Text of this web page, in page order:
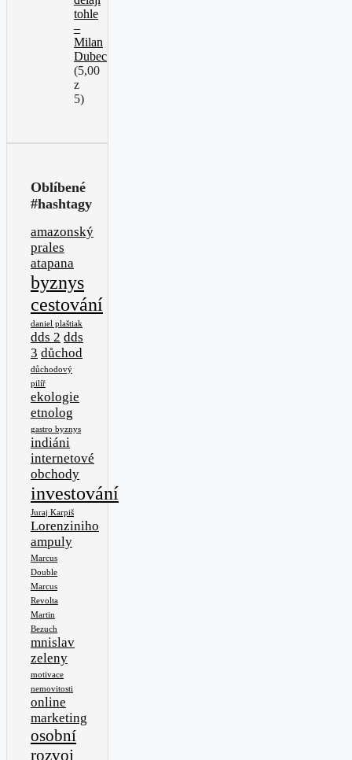
tohle
–
Milan
Dubec
(5,00
z
5)
Oblíbené
#hashtagy
amazonský
prales
atapana
byznys
cestování
daniel plaštiak
dds 2 dds
3 důchod
důchodový
pilíř
ekologie
etnolog
gastro byznys
indiáni
internetové
obchody
investování
Juraj Karpiš
Lorenziniho
ampuly
Marcus
Double
Marcus
Revolta
Martin
Bezuch
mnislav
zeleny
motivace
nemovitosti
online
marketing
osobní
rozvoj